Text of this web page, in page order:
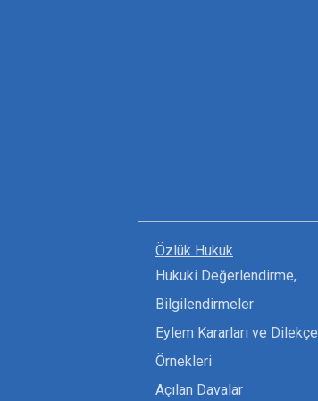
Özlük Hukuk
Hukuki Değerlendirme,
Bilgilendirmeler
Eylem Kararları ve Dilekçe
Örnekleri
Açılan Davalar